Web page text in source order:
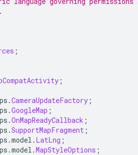
;
;
.CameraUpdateFactory ;
.GoogleMap ;
.OnMapReadyCallback ;
.SupportMapFragment ;
.model . LatLng ;
.model .MapStyleOptions ;